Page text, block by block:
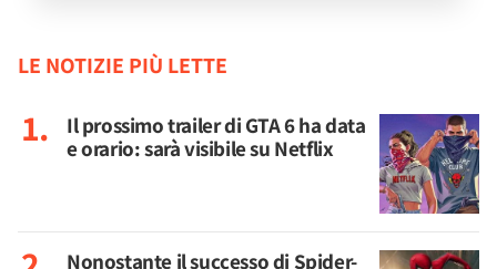
LE NOTIZIE PIÙ LETTE
Il prossimo trailer di GTA 6 ha data
e orario: sarà visibile su Netflix
Nonostante il successo di Spider-